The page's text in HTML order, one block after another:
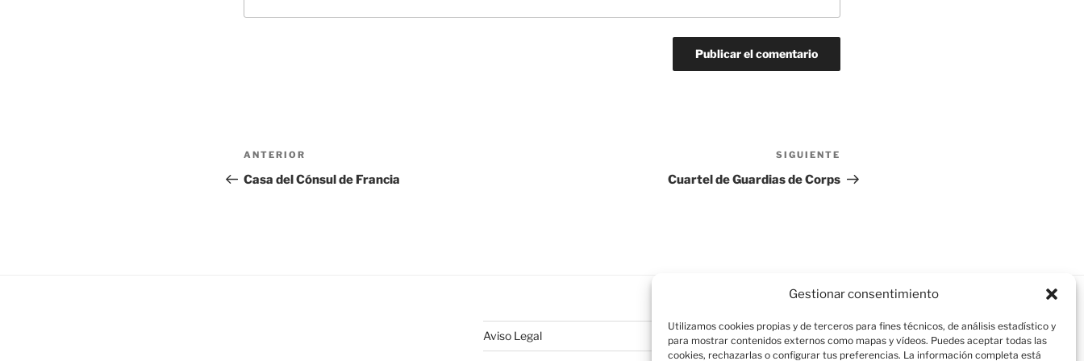
Gestionar consentimiento
Utilizamos cookies propias y de terceros para fines técnicos, de análisis estadístico y
para mostrar contenidos externos como mapas y vídeos. Puedes aceptar todas las
cookies, rechazarlas o configurar tus preferencias. La información completa está
Navegación
de
Entrada
anterior:
ANTERIOR
Casa del Cónsul de Francia
entrada
SIGUIENTE
Cuartel de Guardias de Corps
Aviso Legal